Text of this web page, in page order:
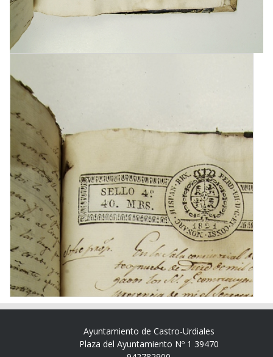
Ayuntamiento de Castro-Urdiales
Plaza del Ayuntamiento Nº 1 39470